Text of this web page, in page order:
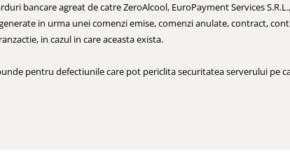
bancare agreat de catre ZeroAlcool, EuroPayment Services
in urma unei comenzi emise, comenzi anulate, contract,
in cazul in care aceasta exista.
pentru defectiunile care pot periclita securitatea serverului pe